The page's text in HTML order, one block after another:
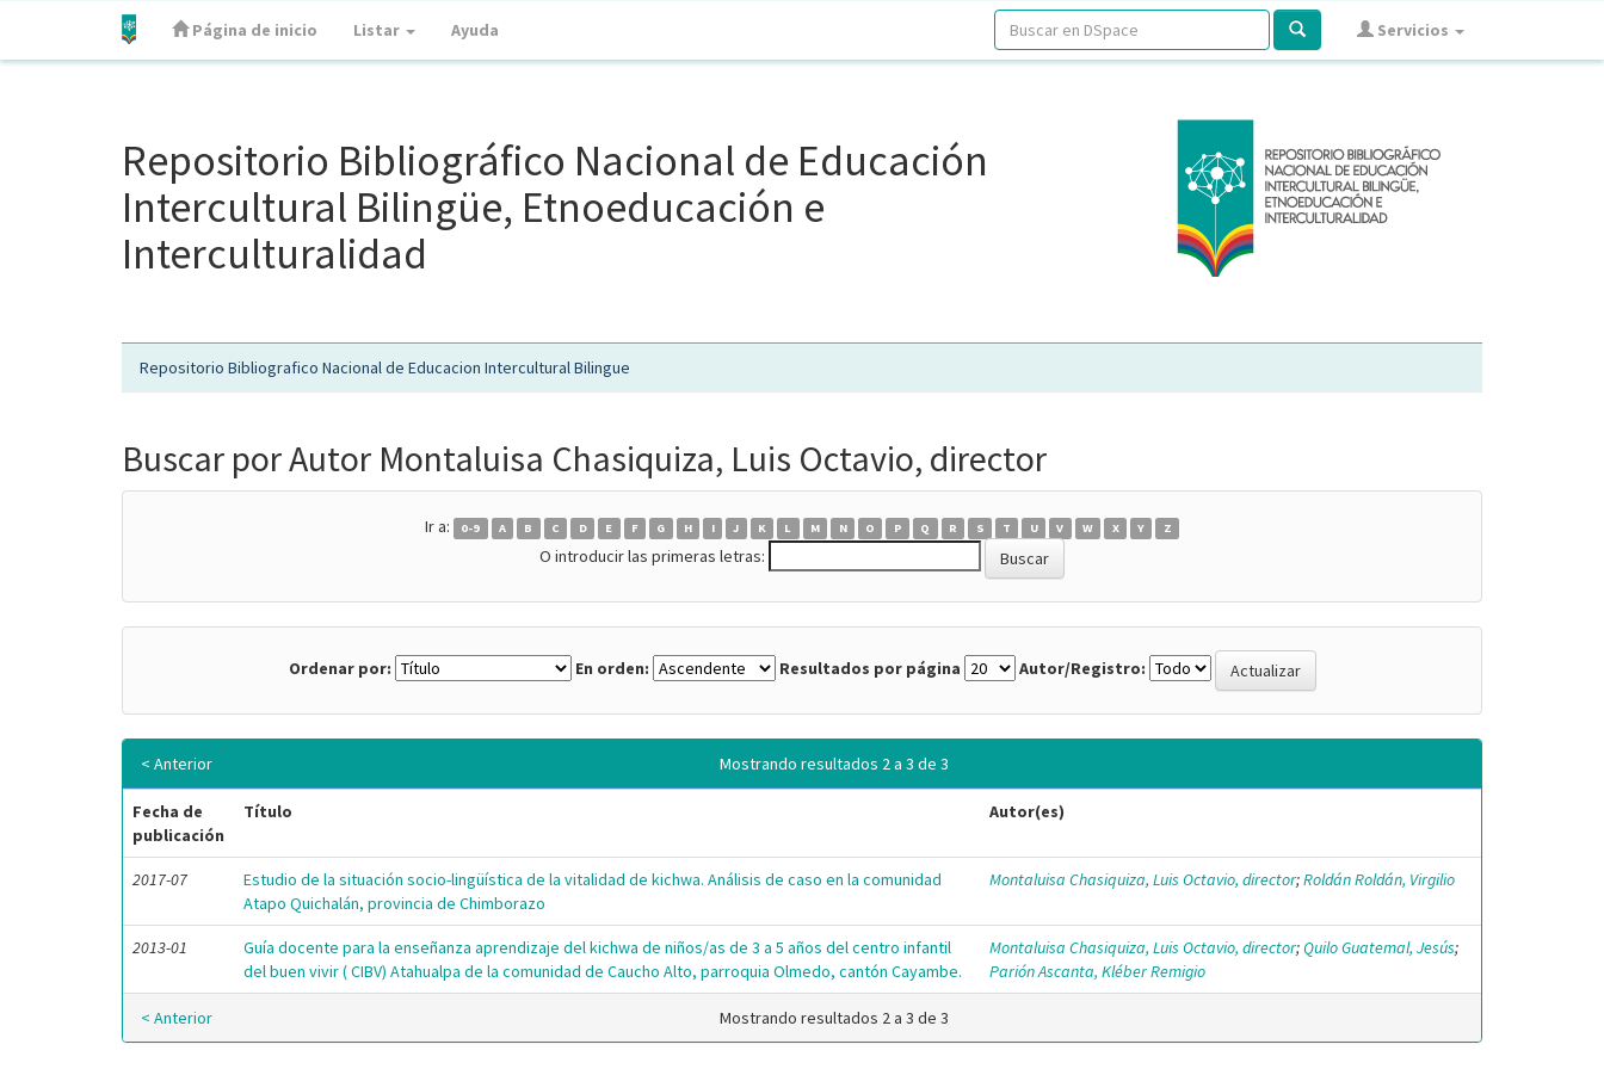
Página de inicio Listar Ayuda Servicios
Repositorio Bibliográfico Nacional de Educación
Intercultural Bilingüe, Etnoeducación e
Interculturalidad
Repositorio Bibliografico Nacional de Educacion Intercultural Bilingue
Buscar por Autor Montaluisa Chasiquiza, Luis Octavio, director
Ir a: 0-9 A B C D E F G H I J K L M N O P Q R S T U V W X Y Z
O introducir las primeras letras:
Ordenar por: En orden: Resultados por página Autor/Registro:
Mostrando resultados 2 a 3 de 3
< Anterior
Fecha de
publicación
Título Autor(es)
2017-07
Estudio de la situación socio-lingüística de la vitalidad de kichwa. Análisis de caso en la comunidad
Atapo Quichalán, provincia de Chimborazo
Montaluisa Chasiquiza, Luis Octavio, director;Roldán Roldán, Virgilio
2013-01
Guía docente para la enseñanza aprendizaje del kichwa de niños/as de 3 a 5 años del centro infantil
del buen vivir ( CIBV) Atahualpa de la comunidad de Caucho Alto, parroquia Olmedo, cantón Cayambe.
Montaluisa Chasiquiza, Luis Octavio, director;Quilo Guatemal, Jesús;
Parión Ascanta, Kléber Remigio
Mostrando resultados 2 a 3 de 3
< Anterior